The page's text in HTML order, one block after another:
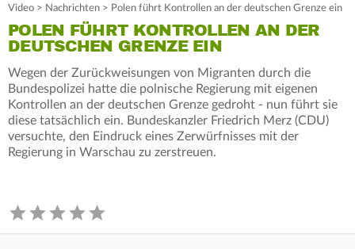
Video > Nachrichten > Polen führt Kontrollen an der deutschen Grenze ein
POLEN FÜHRT KONTROLLEN AN DER
DEUTSCHEN GRENZE EIN
Wegen der Zurückweisungen von Migranten durch die
Bundespolizei hatte die polnische Regierung mit eigenen
Kontrollen an der deutschen Grenze gedroht - nun führt sie
diese tatsächlich ein. Bundeskanzler Friedrich Merz (CDU)
versuchte, den Eindruck eines Zerwürfnisses mit der
Regierung in Warschau zu zerstreuen.